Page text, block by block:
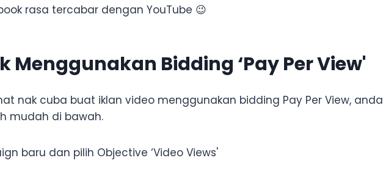
rasa tercabar dengan YouTube 😉
Menggunakan Bidding ‘Pay Per View'
nak cuba buat iklan video menggunakan bidding Pay Per View, anda
mudah di bawah.
baru dan pilih Objective ‘Video Views'